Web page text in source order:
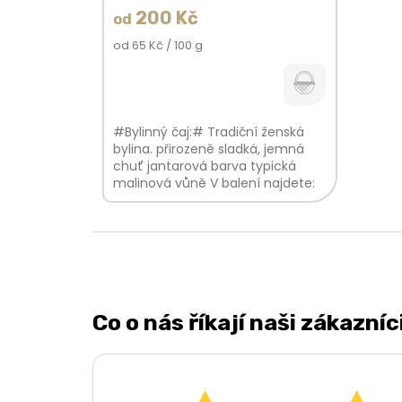
od 200 Kč
Měrná
od 65 Kč / 100 g
#Bylinný čaj:# Tradiční ženská
bylina. přirozeně sladká, jemná
chuť jantarová barva typická
malinová vůně V balení najdete:
Malina list100%
Co o nás říkají naši